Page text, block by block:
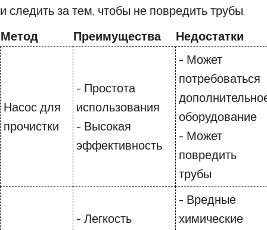
и следить за тем, чтобы не повредить трубы.
Метод
Преимущества Недостатки
Насос для
прочистки
- Простота
использования
- Высокая
эффективность
- Может
потребоваться
оборудование
- Может
повредить
трубы
- Легкость
- Вредные
химические